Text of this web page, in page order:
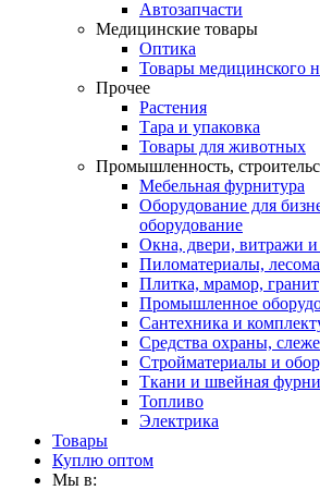
Автозапчасти
Медицинские товары
Оптика
Товары медицинского
Прочее
Растения
Тара и упаковка
Товары для животных
Промышленность,
Мебельная фурнитура
Оборудование для
оборудование
Окна, двери, витражи
Пиломатериалы,
Плитка, мрамор, гранит
Промышленное
Сантехника и
Средства охраны,
Стройматериалы и
Ткани и швейная
Топливо
Электрика
Товары
Куплю оптом
Мы в: